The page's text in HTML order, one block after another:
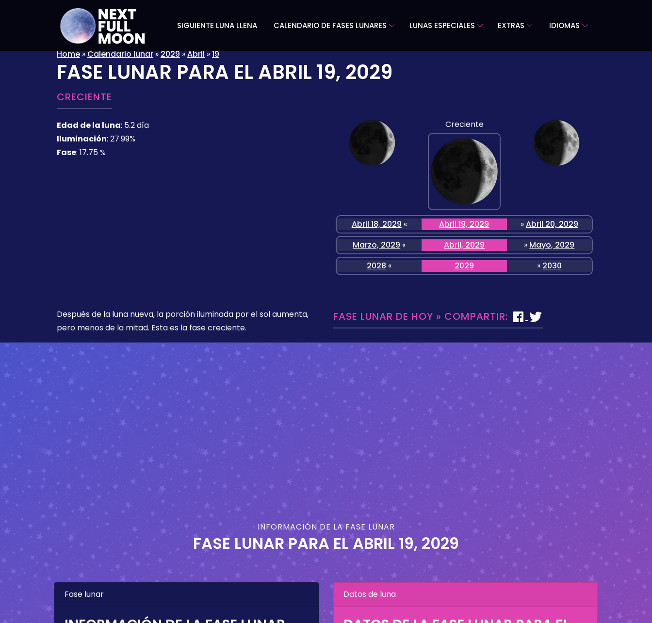
SIGUIENTE LUNA LLENA CALENDARIO DE FASES LUNARES LUNAS ESPECIALES EXTRAS IDIOMAS
Home»Calendario lunar»2029»Abril»19
FASE LUNAR PARA EL ABRIL 19, 2029
CRECIENTE
Edad de la luna: 5.2 día
Iluminación: 27.99%
Fase: 17.75 %
Creciente
Abril 18, 2029 « Abril 19, 2029 »Abril 20, 2029
Marzo, 2029 « Abril, 2029 » Mayo, 2029
2028 « 2029 » 2030
Después de la luna nueva, la porción iluminada por el sol aumenta,
pero menos de la mitad. Esta es la fase creciente.
FASE LUNAR DE HOY » COMPARTIR:
INFORMACIÓN DE LA FASE LUNAR
FASE LUNAR PARA ELABRIL 19, 2029
Fase lunar Datos de luna